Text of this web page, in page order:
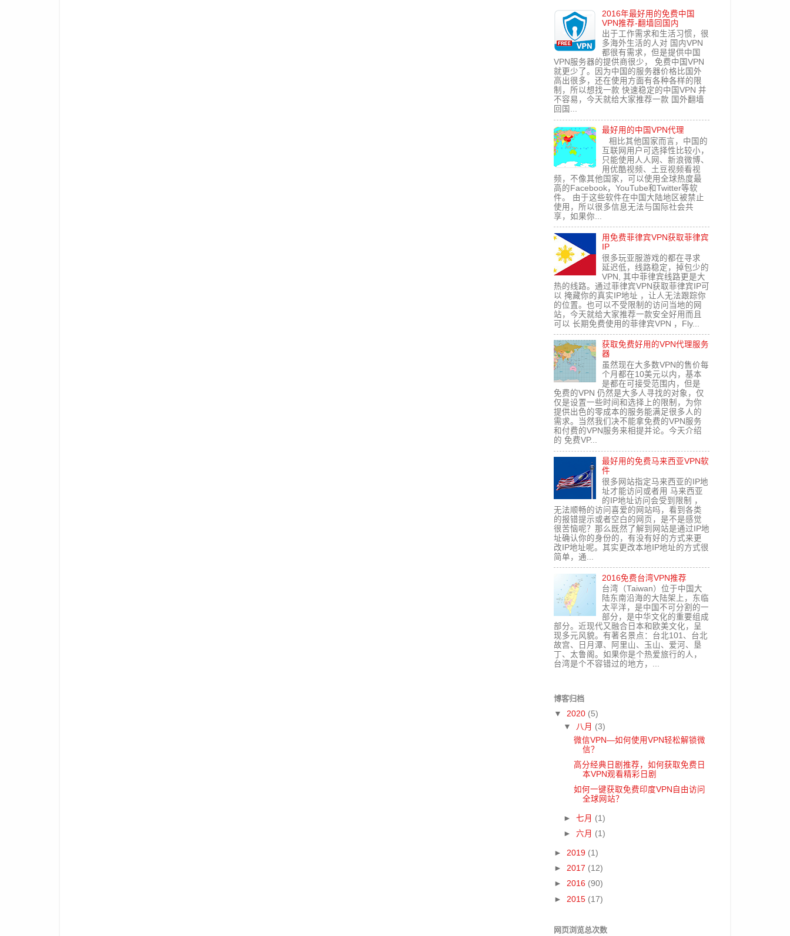
2016年最好用的免费中国
VPN推荐-翻墙回国内
出于工作需求和生活习惯，很
多海外生活的人对 国内VPN
都很有需求，但是提供中国
VPN服务器的提供商很少， 免费中国VPN
就更少了。因为中国的服务器价格比国外
高出很多，还在使用方面有各种各样的限
制，所以想找一款 快速稳定的中国VPN 并
不容易，今天就给大家推荐一款 国外翻墙
回国...
最好用的中国VPN代理
相比其他国家而言，中国的
互联网用户可选择性比较小，
只能使用人人网、新浪微博、
用优酷视频、土豆视频看视
频，不像其他国家，可以使用全球热度最
高的Facebook，YouTube和Twitter等软
件。 由于这些软件在中国大陆地区被禁止
使用，所以很多信息无法与国际社会共
享，如果你...
用免费菲律宾VPN获取菲律宾
IP
很多玩亚服游戏的都在寻求
延迟低，线路稳定，掉包少的
VPN, 其中菲律宾线路更是大
热的线路。通过菲律宾VPN获取菲律宾IP可
以 掩藏你的真实IP地址 ，让人无法跟踪你
的位置。也可以不受限制的访问当地的网
站，今天就给大家推荐一款安全好用而且
可以 长期免费使用的菲律宾VPN ，Fly...
获取免费好用的VPN代理服务
器
虽然现在大多数VPN的售价每
个月都在10美元以内，基本
是都在可接受范围内，但是
免费的VPN 仍然是大多人寻找的对象，仅
仅是设置一些时间和选择上的限制，为你
提供出色的零成本的服务能满足很多人的
需求。当然我们决不能拿免费的VPN服务
和付费的VPN服务来相提并论。今天介绍
的 免费VP...
最好用的免费马来西亚VPN软
件
很多网站指定马来西亚的IP地
址才能访问或者用 马来西亚
的IP地址访问会受到限制 ，
无法顺畅的访问喜爱的网站吗，看到各类
的报错提示或者空白的网页，是不是感觉
很苦恼呢？那么既然了解到网站是通过IP地
址确认你的身份的，有没有好的方式来更
改IP地址呢。其实更改本地IP地址的方式很
简单，通...
2016免费台湾VPN推荐
台湾（Taiwan）位于中国大
陆东南沿海的大陆架上，东临
太平洋，是中国不可分割的一
部分，是中华文化的重要组成
部分。近现代又融合日本和欧美文化，呈
现多元风貌。有著名景点：台北101、台北
故宫、日月潭、阿里山、玉山、爱河、垦
丁、太鲁阁。如果你是个热爱旅行的人，
台湾是个不容错过的地方，...
博客归档
▼ 2020 (5)
▼ 八月 (3)
微信VPN—如何使用VPN轻松解锁微
信？
高分经典日剧推荐，如何获取免费日
本VPN观看精彩日剧
如何一键获取免费印度VPN自由访问
全球网站？
►七月 (1)
►六月 (1)
► 2019 (1)
► 2017 (12)
► 2016 (90)
► 2015 (17)
网页浏览总次数